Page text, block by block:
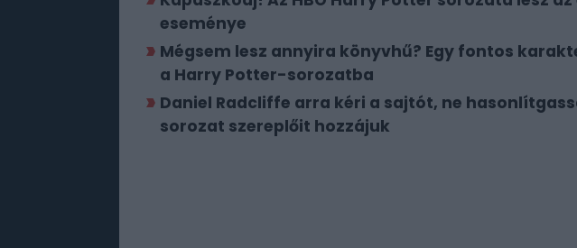
eseménye
Mégsem lesz annyira könyvhű? Egy fontos
a Harry Potter-sorozatba
Daniel Radcliffe arra kéri a sajtót, ne
sorozat szereplőit hozzájuk